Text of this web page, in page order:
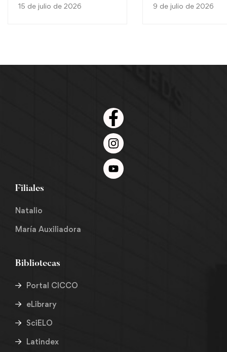
15 de julio de 2026 9 de julio de 2026
Filiales
Natalio
María Auxiliadora
Bibliotecas
Portal CICCO
eLibrary
SciELO
Latindex